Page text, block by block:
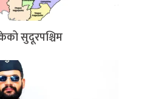
सुदूरपश्चिम